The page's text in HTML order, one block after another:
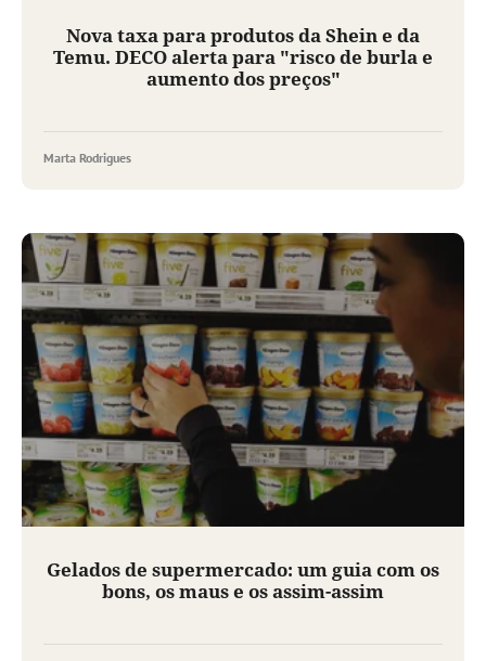
Nova taxa para produtos da Shein e da
Temu. DECO alerta para "risco de burla e
aumento dos preços"
Marta Rodrigues
Gelados de supermercado: um guia com os
bons, os maus e os assim-assim